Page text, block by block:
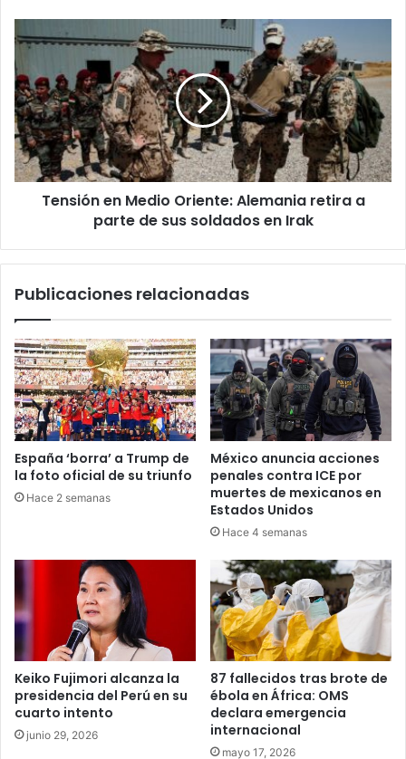
de
lo
público
en
Medio
Oriente:
Alemania
retira
a
parte
de
Tensión en Medio Oriente: Alemania retira a
parte de sus soldados en Irak
Publicaciones relacionadas
España ‘borra’ a Trump de
la foto oficial de su triunfo
Hace 2 semanas
México anuncia acciones
penales contra ICE por
muertes de mexicanos en
Estados Unidos
Hace 4 semanas
Keiko Fujimori alcanza la
presidencia del Perú en su
cuarto intento
junio 29, 2026
87 fallecidos tras brote de
ébola en África: OMS
declara emergencia
internacional
mayo 17, 2026